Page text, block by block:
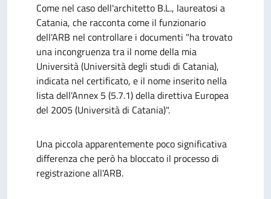
Come nel caso dell'architetto B.L., laureatosi a
Catania, che racconta come il funzionario
dell'ARB nel controllare i documenti "ha trovato
una incongruenza tra il nome della mia
Università (Università degli studi di Catania),
indicata nel certificato, e il nome inserito nella
lista dell'Annex 5 (5.7.1) della direttiva Europea
del 2005 (Università di Catania)".
Una piccola apparentemente poco significativa
differenza che però ha bloccato il processo di
registrazione all'ARB.